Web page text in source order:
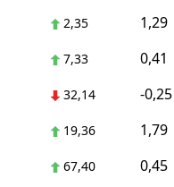
2,35 1,29
7,33 0,41
32,14 -0,25
19,36 1,79
67,40 0,45